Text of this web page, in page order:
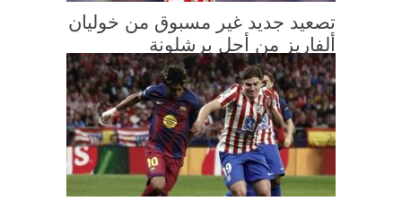
تصعيد جديد غير مسبوق من خوليان
ألفاريز من أجل برشلونة